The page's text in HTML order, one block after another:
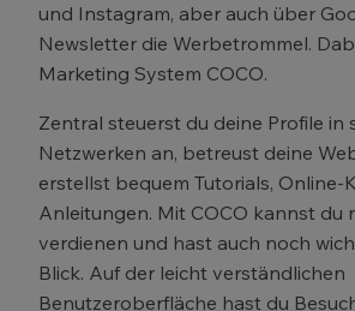
und Instagram, aber auch über
Newsletter die Werbetrommel.
Marketing System COCO.
Zentral steuerst du deine Profile in
Netzwerken an, betreust deine
erstellst bequem Tutorials, Online-
Anleitungen. Mit COCO kannst du
verdienen und hast auch noch
Blick. Auf der leicht verständlichen
Benutzeroberfläche hast du